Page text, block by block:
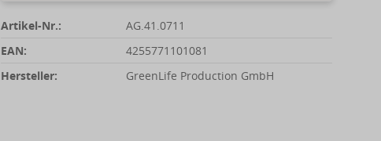
Artikel-Nr.:
AG.41.0711
EAN:
4255771101081
Hersteller:
GreenLife Production GmbH